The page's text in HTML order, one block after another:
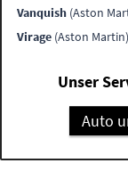
Vanquish (Aston
Virage (Aston
Unser
Auto